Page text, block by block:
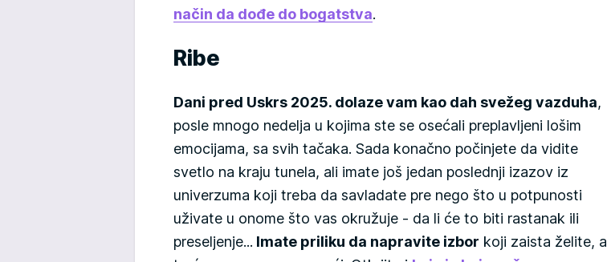
način da dođe do bogatstva.
Ribe
Dani pred Uskrs 2025. dolaze vam kao dah svežeg vazduha,
posle mnogo nedelja u kojima ste se osećali preplavljeni lošim
emocijama, sa svih tačaka. Sada konačno počinjete da vidite
svetlo na kraju tunela, ali imate još jedan poslednji izazov iz
univerzuma koji treba da savladate pre nego što u potpunosti
uživate u onome što vas okružuje - da li će to biti rastanak ili
preseljenje... Imate priliku da napravite izbor koji zaista želite, a